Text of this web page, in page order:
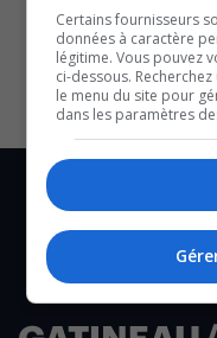
CULTURE
Certains fournisseurs
données à caractère
légitime. Vous pouvez
ci-dessous.
le menu du site pour
dans les paramètres